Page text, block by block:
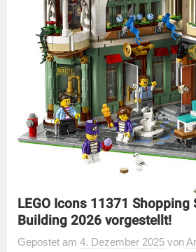
LEGO Icons 11371
Building 2026 vorgestellt!
Gepostet am 4. Dezember 2025 von